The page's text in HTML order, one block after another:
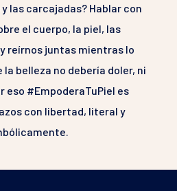
las carcajadas? Hablar con
el cuerpo, la piel, las
reírnos juntas mientras lo
la belleza no debería doler, ni
eso #EmpoderaTuPiel es
con libertad, literal y